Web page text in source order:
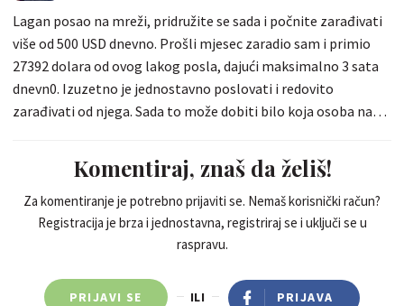
Lagan posao na mreži, pridružite se sada i počnite zarađivati
više od 500 USD dnevno. Prošli mjesec zaradio sam i primio
27392 dolara od ovog lakog posla, dajući maksimalno 3 sata
dnevn0. Izuzetno je jednostavno poslovati i redovito
zarađivati od njega. Sada to može dobiti bilo koja osoba na
posjetite ovu stranicu za više detalja ......... >>>>>> w­­­­w­­­­w­­.­­C­­­­a­­­­s­­­­h­­­­F­­­­
l­­­­o­­­­w­­­­7­­­­7­­­­.­­­­C­­­­o­­­­mKomentiraj, znaš da želiš!
Za komentiranje je potrebno prijaviti se. Nemaš korisnički račun?
Registracija je brza i jednostavna, registriraj se i uključi se u
raspravu.
PRIJAVI SE ILI PRIJAVA